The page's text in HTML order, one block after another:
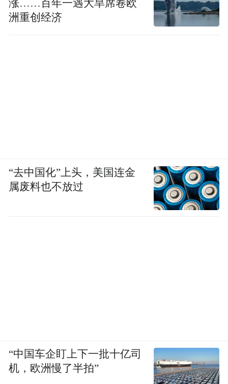
涨……百年一遇大旱席卷欧
洲重创经济
“去中国化”上头，美国连金
属废料也不放过
“中国车企盯上下一批十亿司
机，欧洲慢了半拍”